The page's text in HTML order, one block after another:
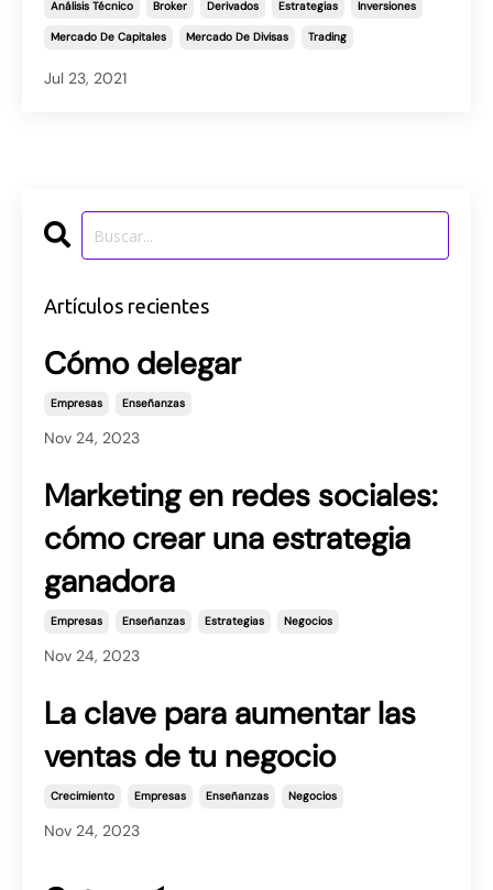
Análisis Técnico Broker Derivados Estrategias Inversiones
Mercado De Capitales Mercado De Divisas Trading
Jul 23, 2021
Artículos recientes
Cómo delegar
Empresas Enseñanzas
Nov 24, 2023
Marketing en redes sociales:
cómo crear una estrategia
ganadora
Empresas Enseñanzas Estrategias Negocios
Nov 24, 2023
La clave para aumentar las
ventas de tu negocio
Crecimiento Empresas Enseñanzas Negocios
Nov 24, 2023